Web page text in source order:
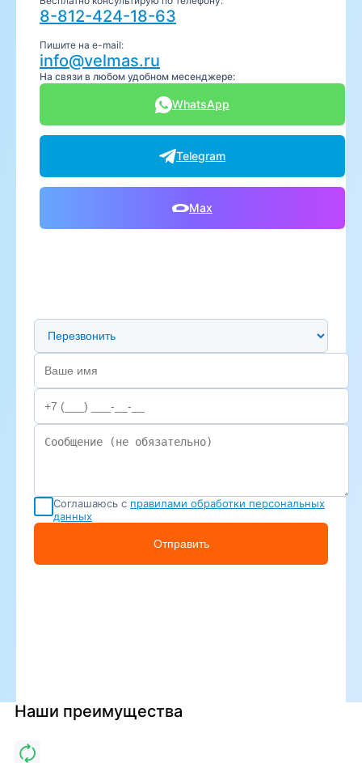
8-812-424-18-63
Пишите на e-mail:
info@velmas.ru
На связи в любом удобном месенджере:
WhatsApp
Telegram
Max
Предпочтительный способ связи
Соглашаюсь с правилами обработки персональных
данных
Отправить
Наши преимущества